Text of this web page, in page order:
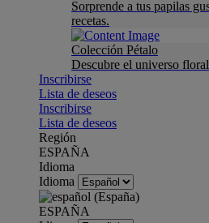
Sorprende a tus papilas
recetas.
Colección Pétalo
Descubre el universo
Inscribirse
Lista de deseos
Inscribirse
Lista de deseos
Región
ESPAÑA
Idioma
Idioma
ESPAÑA